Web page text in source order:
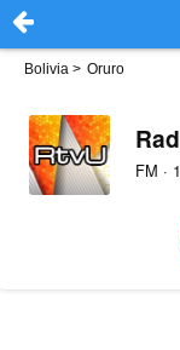
Bolivia > Oruro
FM ·